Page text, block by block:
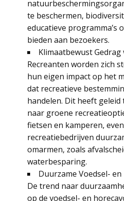
te beschermen,
educatieve programma’s
bieden aan bezoekers.
Klimaatbewust Gedrag
Recreanten worden zich
hun eigen impact op het
dat recreatieve
handelen. Dit heeft
naar groene
fietsen en kamperen,
recreatiebedrijven
omarmen, zoals
waterbesparing.
Duurzame Voedsel-
De trend naar
op de voedsel- en